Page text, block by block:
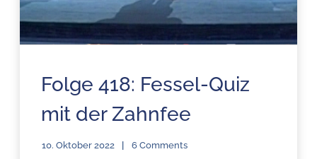
Folge 418: Fessel-Quiz
mit der Zahnfee
10. Oktober 2022 6 Comments